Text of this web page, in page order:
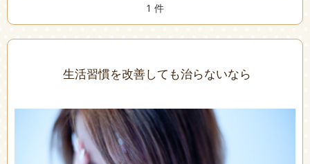
1 件
生活習慣を改善しても治らないなら